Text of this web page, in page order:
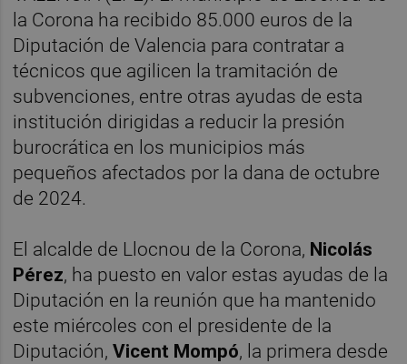
la Corona ha recibido 85.000 euros de la
Diputación de Valencia para contratar a
técnicos que agilicen la tramitación de
subvenciones, entre otras ayudas de esta
institución dirigidas a reducir la presión
burocrática en los municipios más
pequeños afectados por la dana de octubre
de 2024.
El alcalde de Llocnou de la Corona, Nicolás
Pérez, ha puesto en valor estas ayudas de la
Diputación en la reunión que ha mantenido
este miércoles con el presidente de la
Diputación,Vicent Mompó, la primera desde